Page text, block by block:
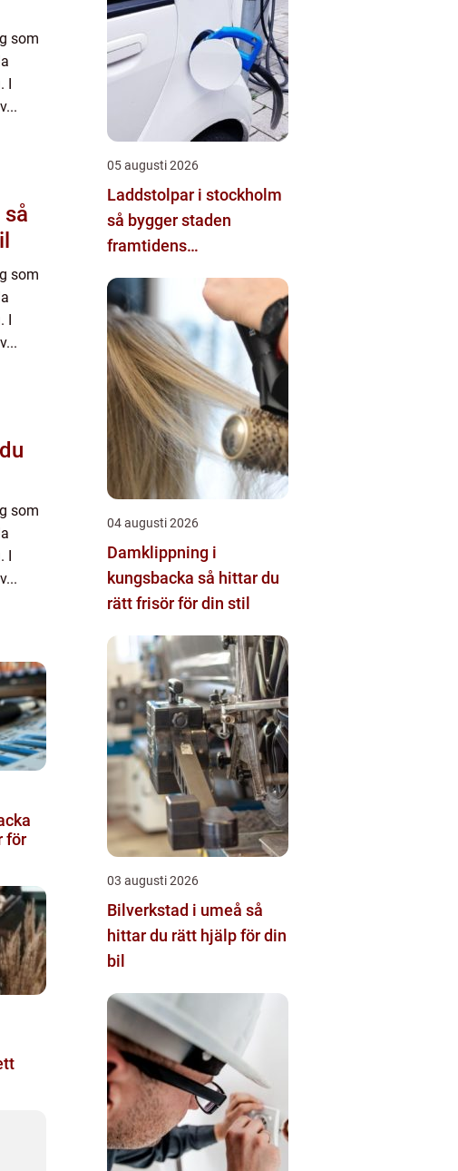
som
I
som
I
som
I
för
05 augusti 2026
Laddstolpar i stockholm
så bygger staden
framtidens
04 augusti 2026
Damklippning i
kungsbacka så hittar du
rätt frisör för din stil
03 augusti 2026
Bilverkstad i umeå så
hittar du rätt hjälp för din
bil